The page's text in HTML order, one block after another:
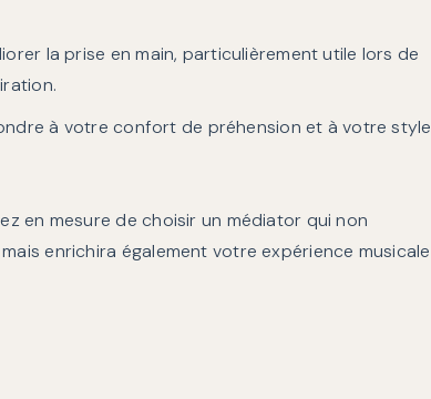
la prise en main, particulièrement utile lors de
à votre confort de préhension et à votre style
en mesure de choisir un médiator qui non
enrichira également votre expérience musicale